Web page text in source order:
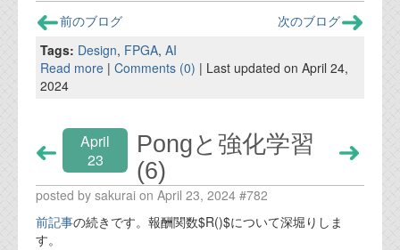
前のブログ
次のブログ
Tags: Design, FPGA, AI
Read more | Comments (0) | Last updated on April 24,
2024
April
23
Pongと強化学習
(6)
posted by sakurai on April 23, 2024 #782
前記事の続きです。報酬関数$R()$について深堀りしま
す。